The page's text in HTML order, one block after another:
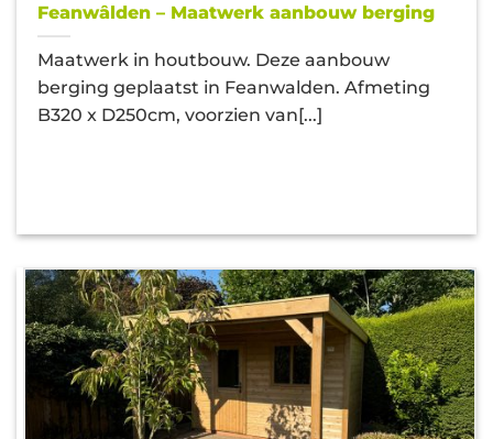
Feanwâlden – Maatwerk aanbouw berging
Maatwerk in houtbouw. Deze aanbouw
berging geplaatst in Feanwalden. Afmeting
B320 x D250cm, voorzien van[...]